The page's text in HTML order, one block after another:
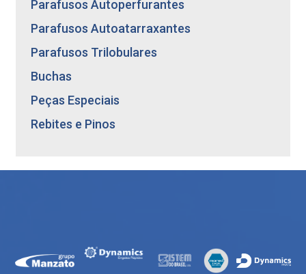
Parafusos Autoperfurantes
Parafusos Autoatarraxantes
Parafusos Trilobulares
Buchas
Peças Especiais
Rebites e Pinos